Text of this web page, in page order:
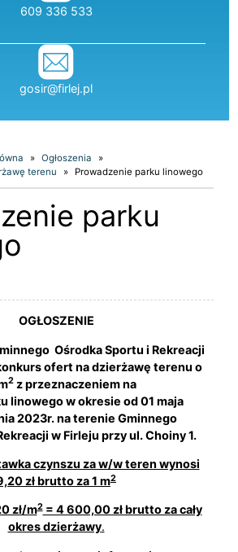
telefon:
609 336 533
gosir@firlej.pl
Ogłoszenia
terenu
Prowadzenie parku linowego
parku
OGŁOSZENIE
Ośrodka Sportu i Rekreacji
ofert na dzierżawę terenu o
2z przeznaczeniem na
linowegow okresie od 01 maja
2023r.na terenie Gminnego
w Firleju przy ul. Choiny 1.
czynszu za w/w teren wynosi
zł brutto za 1 m2
zł/m2= 4 600,00 zł brutto za cały
okres dzierżawy.